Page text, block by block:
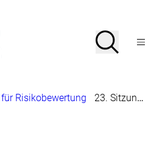
Suche
SucheMenü
Risikobewertung 23. Sitzung der